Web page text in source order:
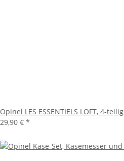
Opinel LES ESSENTIELS LOFT, 4-teilig
29,90 € *